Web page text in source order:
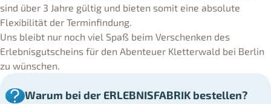
sind über 3 Jahre gültig und bieten somit eine absolute
Flexibilität der Terminfindung.
Uns bleibt nur noch viel Spaß beim Verschenken des
Erlebnisgutscheins für den Abenteuer Kletterwald bei Berlin
zu wünschen.
Warum bei der ERLEBNISFABRIK bestellen?